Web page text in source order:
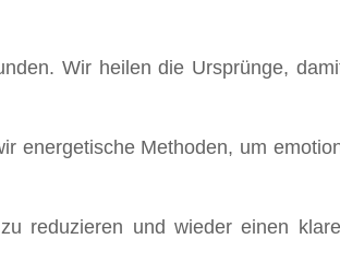
Wir heilen die Ursprünge,
energetische Methoden, um
reduzieren und wieder einen